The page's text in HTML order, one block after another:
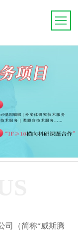
司（简称“威斯腾